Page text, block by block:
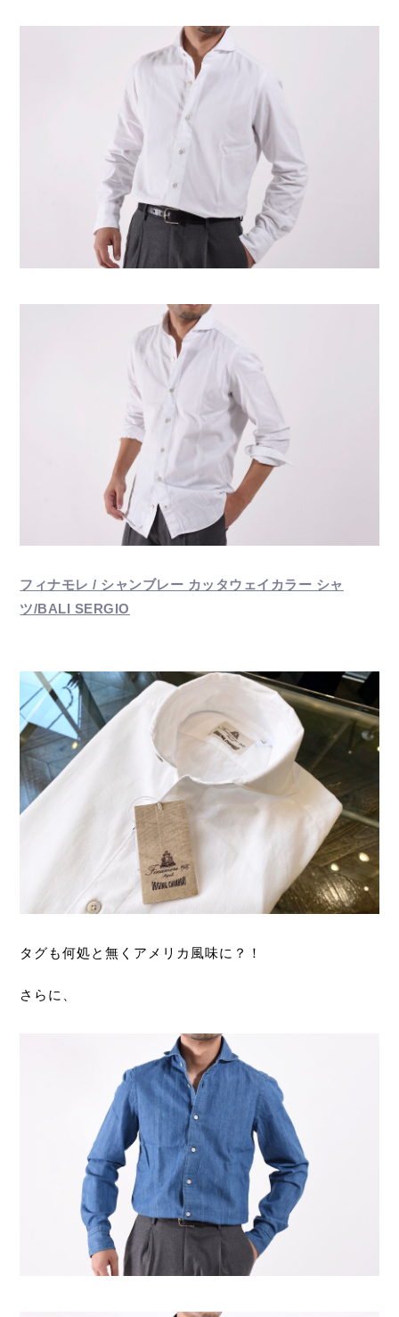
フィナモレ / シャンブレー カッタウェイカラー シャ
ツ/BALI SERGIO
タグも何処と無くアメリカ風味に？！
さらに、